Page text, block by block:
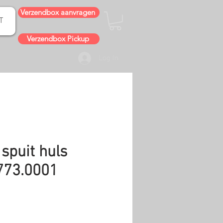
Verzendbox aanvragen
Verzendbox Pickup
spuit huls